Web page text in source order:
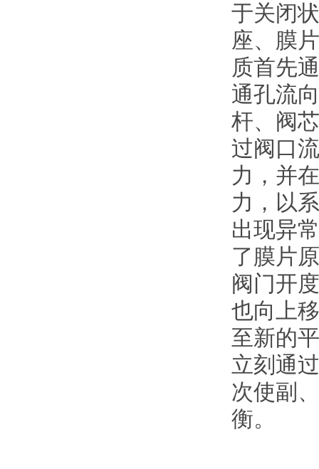
于关闭
座、膜
质首先
通孔流
杆、阀
过阀口
力，并
力，以
出现异
了膜片
阀门开
也向上
至新的
立刻通
次使副
衡。